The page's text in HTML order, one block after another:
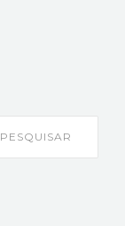
PESQUISAR